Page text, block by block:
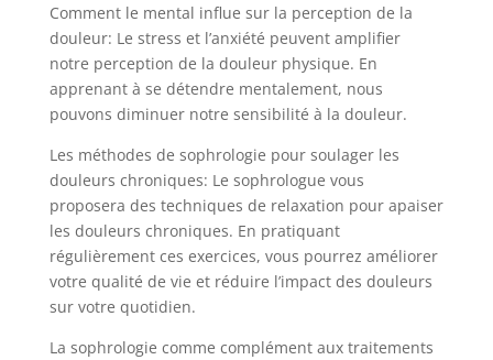
Comment le mental influe sur la perception de la
douleur: Le stress et l’anxiété peuvent amplifier
notre perception de la douleur physique. En
apprenant à se détendre mentalement, nous
pouvons diminuer notre sensibilité à la douleur.
Les méthodes de sophrologie pour soulager les
douleurs chroniques: Le sophrologue vous
proposera des techniques de relaxation pour apaiser
les douleurs chroniques. En pratiquant
régulièrement ces exercices, vous pourrez améliorer
votre qualité de vie et réduire l’impact des douleurs
sur votre quotidien.
La sophrologie comme complément aux traitements